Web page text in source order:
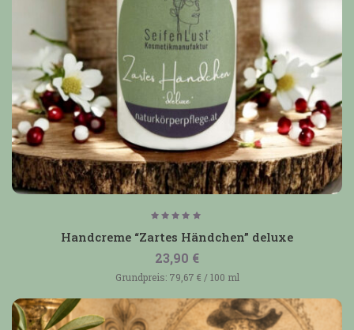
5.00
Handcreme “Zartes Händchen” deluxe
23,90 €
Grundpreis: 79,67 € /100 ml